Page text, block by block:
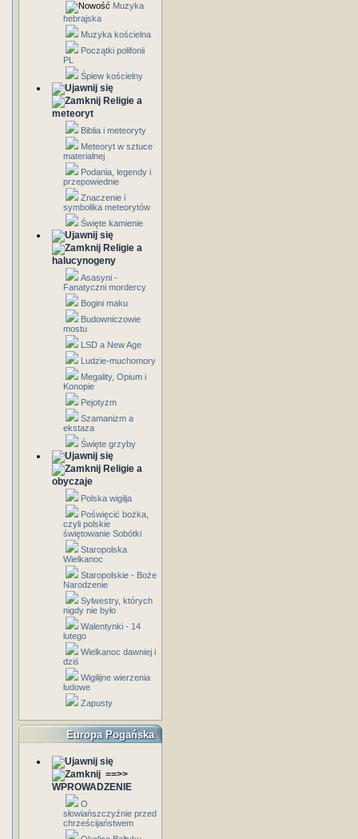
Muzyka
hebrajska
Muzyka kościelna
Początki polifonii
PL
Śpiew kościelny
Religie a
meteoryt
Biblia i meteoryty
Meteoryt w sztuce
materialnej
Podania, legendy i
przepowiednie
Znaczenie i
symbolika meteorytów
Święte kamienie
Religie a
halucynogeny
Asasyni -
Fanatyczni mordercy
Bogini maku
Budowniczowie
mostu
LSD a New Age
Ludzie-muchomory
Megality, Opium i
Konopie
Pejotyzm
Szamanizm a
ekstaza
Święte grzyby
Religie a
obyczaje
Polska wigilja
Poświęcić bożka,
czyli polskie
świętowanie Sobótki
Staropolska
Wielkanoc
Staropolskie - Boże
Narodzenie
Sylwestry, których
nigdy nie było
Walentynki - 14
lutego
Wielkanoc dawniej i
dziś
Wigilijne wierzenia
ludowe
Zapusty
Europa Pogańska
==>>
WPROWADZENIE
O
słowiańszczyźnie przed
chrześcijaństwem